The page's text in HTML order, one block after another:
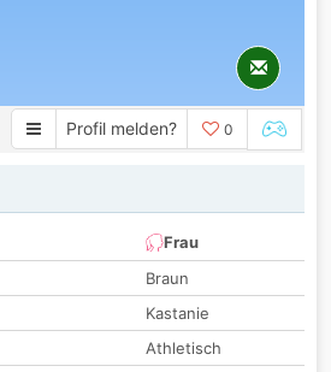
Profil melden? 0
Frau
Braun
Kastanie
Athletisch